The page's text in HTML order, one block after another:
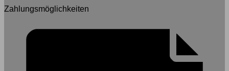
Zahlungsmöglichkeiten